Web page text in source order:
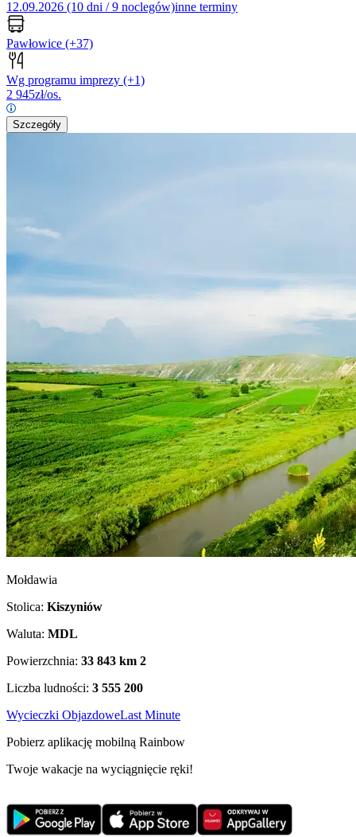
12.09.2026 (10 dni / 9 noclegów)inne terminy
Pawłowice (+37)
Wg programu imprezy (+1)
2 945zł/os.
Szczegóły
Mołdawia
Stolica: Kiszyniów
Waluta: MDL
Powierzchnia: 33 843 km 2
Liczba ludności: 3 555 200
Wycieczki ObjazdoweLast Minute
Pobierz aplikację mobilną Rainbow
Twoje wakacje na wyciągnięcie ręki!